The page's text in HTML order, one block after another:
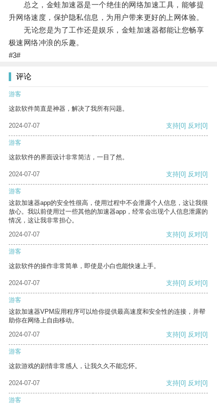
总之，金蛙加速器是一个绝佳的网络加速工具，能够提
升网络速度，保护隐私信息，为用户带来更好的上网体验。
无论您是为了工作还是娱乐，金蛙加速器都能让您畅享
极速网络冲浪的乐趣。
#3#
评论
游客
这款软件简直是神器，解决了我所有问题。
2024-07-07 支持[0] 反对[0]
游客
这款软件的界面设计非常简洁，一目了然。
2024-07-07 支持[0] 反对[0]
游客
这款加速器app的安全性很高，使用过程中不会泄露个人信息，这让我很
放心。我以前使用过一些其他的加速器app，经常会出现个人信息泄露的
情况，这让我非常担心。
2024-07-07
支持[0] 反对[0]
游客
这款软件的操作非常简单，即使是小白也能快速上手。
2024-07-07 支持[0] 反对[0]
游客
这款加速器VPM应用程序可以给你提供最高速度和安全性的连接，并帮
助你在网络上自由移动。
2024-07-07
支持[0] 反对[0]
游客
这款游戏的剧情非常感人，让我久久不能忘怀。
2024-07-07 支持[0] 反对[0]
游客